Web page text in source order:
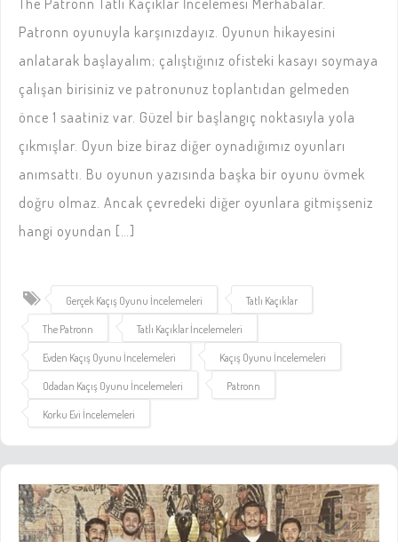
Patronn oyunuyla karşınızdayız. Oyunun hikayesini
anlatarak başlayalım; çalıştığınız ofisteki kasayı soymaya
çalışan birisiniz ve patronunuz toplantıdan gelmeden
önce 1 saatiniz var. Güzel bir başlangıç noktasıyla yola
çıkmışlar. Oyun bize biraz diğer oynadığımız oyunları
anımsattı. Bu oyunun yazısında başka bir oyunu övmek
doğru olmaz. Ancak çevredeki diğer oyunlara gitmişseniz
hangi oyundan […]
Gerçek Kaçış Oyunu İncelemeleri Tatlı Kaçıklar
The Patronn Tatlı Kaçıklar İncelemeleri
Evden Kaçış Oyunu İncelemeleri Kaçış Oyunu İncelemeleri
Odadan Kaçış Oyunu İncelemeleri Patronn
Korku Evi İncelemeleri